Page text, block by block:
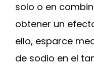
solo o en
obtener un
ello, esparce
de sodio en el